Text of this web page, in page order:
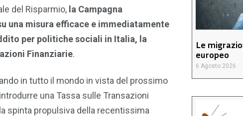
del Risparmio, la Campagna
una misura efficace e immediatamente
per politiche sociali in Italia, la
Finanziarie.
in tutto il mondo in vista del prossimo
una Tassa sulle Transazioni
spinta propulsiva della recentissima
Le
europeo
6 Agosto 2026